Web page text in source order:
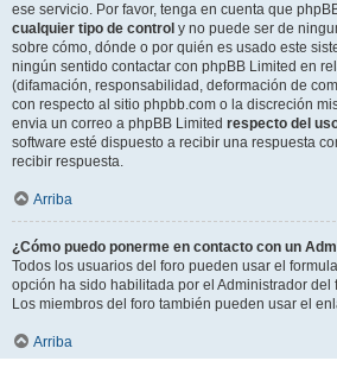
ese servicio. Por favor, tenga en cuenta que
cualquier tipo de control y no puede ser de
sobre cómo, dónde o por quién es usado este
ningún sentido contactar con phpBB Limited en
(difamación, responsabilidad, deformación de
con respecto al sitio phpbb.com o la discreción
envia un correo a phpBB Limited respecto del
software esté dispuesto a recibir una respuesta
recibir respuesta.
Arriba
¿Cómo puedo ponerme en contacto con un
Todos los usuarios del foro pueden usar el
opción ha sido habilitada por el Administrador del
Los miembros del foro también pueden usar el
Arriba